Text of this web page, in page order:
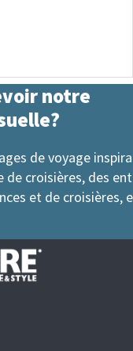
notre
de voyage
de croisières, des
et de croisières,